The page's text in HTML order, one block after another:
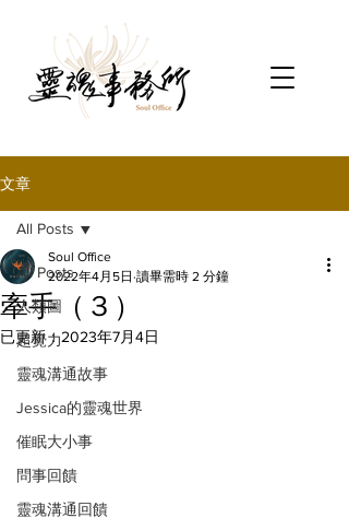
文章
All Posts
人類圖
超覺力
靈魂溝通故事
Jessica的靈魂世界
催眠大小事
問事回饋
靈魂溝通回饋
All Posts
牽手（３）
Soul Office
2022年4月5日 讀畢需時 2 分鐘
已更新：2023年7月4日